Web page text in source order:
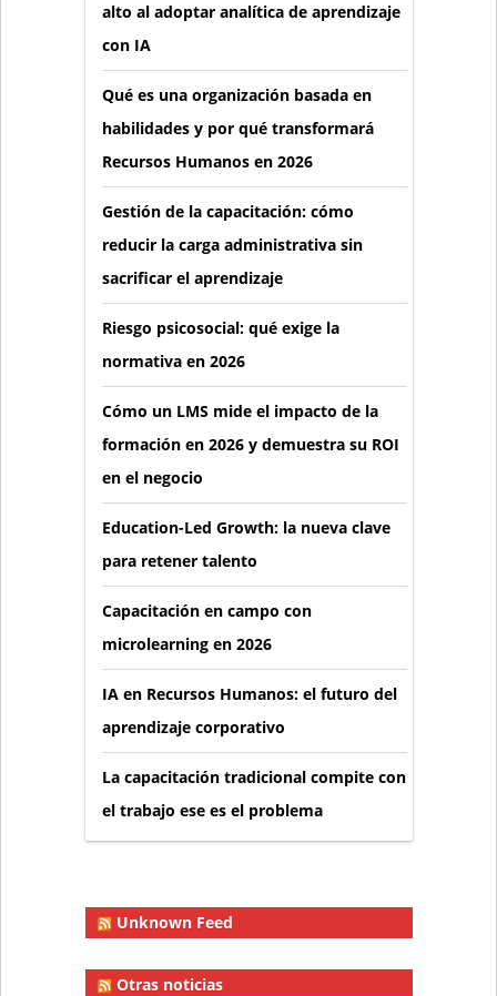
alto al adoptar analítica de aprendizaje
con IA
Qué es una organización basada en
habilidades y por qué transformará
Recursos Humanos en 2026
Gestión de la capacitación: cómo
reducir la carga administrativa sin
sacrificar el aprendizaje
Riesgo psicosocial: qué exige la
normativa en 2026
Cómo un LMS mide el impacto de la
formación en 2026 y demuestra su ROI
en el negocio
Education-Led Growth: la nueva clave
para retener talento
Capacitación en campo con
microlearning en 2026
IA en Recursos Humanos: el futuro del
aprendizaje corporativo
La capacitación tradicional compite con
el trabajo ese es el problema
Unknown Feed
Otras noticias